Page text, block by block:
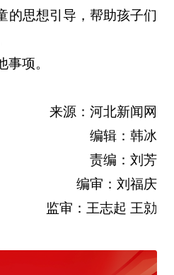
的思想引导，帮助孩子们
项。
来源：河北新闻网
编辑：韩冰
责编：刘芳
编审：刘福庆
监审：王志起 王勍